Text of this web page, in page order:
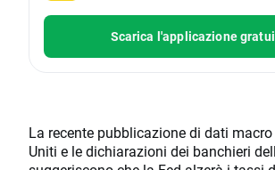
Scarica l'applicazione
La recente pubblicazione di dati
Uniti e le dichiarazioni dei banchieri